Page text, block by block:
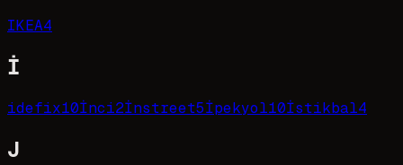
IKEA4
İ
idefix10İnci2İnstreet5İpekyol10İstikbal4
J